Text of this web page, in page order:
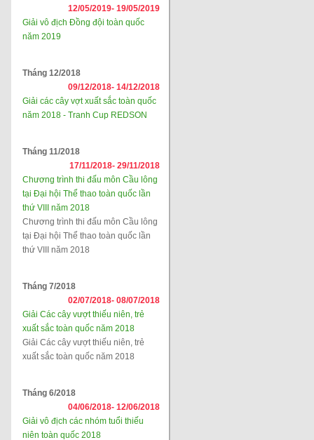
12/05/2019- 19/05/2019
Giải vô địch Đồng đội toàn quốc
năm 2019
Tháng 12/2018
09/12/2018- 14/12/2018
Giải các cây vợt xuất sắc toàn quốc
năm 2018 - Tranh Cup REDSON
Tháng 11/2018
17/11/2018- 29/11/2018
Chương trình thi đấu môn Cầu lông
tại Đại hội Thể thao toàn quốc lần
thứ VIII năm 2018
Chương trình thi đấu môn Cầu lông
tại Đại hội Thể thao toàn quốc lần
thứ VIII năm 2018
Tháng 7/2018
02/07/2018- 08/07/2018
Giải Các cây vượt thiếu niên, trẻ
xuất sắc toàn quốc năm 2018
Giải Các cây vượt thiếu niên, trẻ
xuất sắc toàn quốc năm 2018
Tháng 6/2018
04/06/2018- 12/06/2018
Giải vô địch các nhóm tuổi thiếu
niên toàn quốc 2018